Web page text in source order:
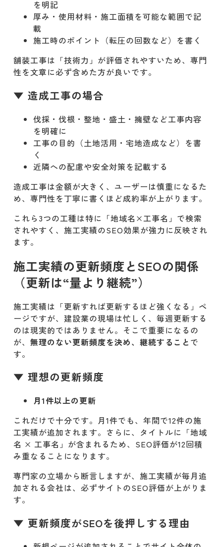
を明記
厚み・使用材料・施工面積を可能な範囲で記
載
施工時のポイント（転圧の回数など）を書く
舗装工事は「技術力」が評価されやすいため、専門
性を文章に必ず含めた方が良いです。
▼ 造成工事の場合
伐採・伐根・整地・盛土・擁壁など工事内容
を明確に
工事の目的（土地活用・宅地造成など）を書
く
近隣への配慮や安全対策を記載する
造成工事は金額が大きく、ユーザーは慎重になるた
め、専門性を丁寧に書くほど成約率が上がります。
これら3つの工種は特に「地域名×工事名」で検索
されやすく、施工実績のSEO効果が強力に反映され
ます。
施工実績の更新頻度とSEOの関係
（更新は“量より継続”）
施工実績は「更新すれば更新するほど強くなる」ペ
ージですが、建設業の現場は忙しく、毎週更新する
のは現実的ではありません。そこで重要になるの
が、無理のない更新頻度を決め、継続すること で
す。
▼ 理想の更新頻度
月1件以上の更新
これだけで十分です。月1件でも、年間で12件の施
工実績が追加されます。さらに、タイトルに「地域
名 × 工事名」が含まれるため、SEO評価が12回積
み重なることになります。
専門家の立場から断言しますが、施工実績が毎月追
加される会社は、必ずサイトのSEO評価が上がりま
す。
▼ 更新頻度がSEOを後押しする理由